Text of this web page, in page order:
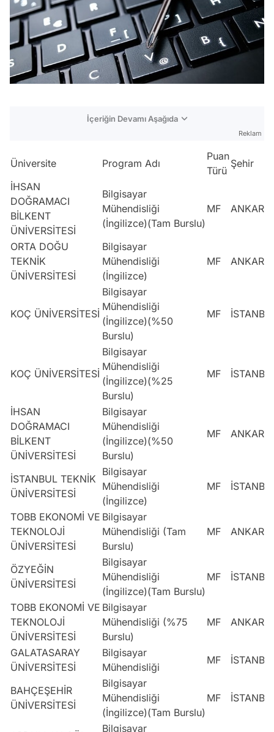
İçeriğin Devamı Aşağıda
Reklam
Üniversite Program Adı
Puan
Türü
Şehir
İHSAN
DOĞRAMACI
BİLKENT
ÜNİVERSİTESİ
Bilgisayar
Mühendisliği
(İngilizce)(Tam Burslu)
MF ANKARA
ORTA DOĞU
TEKNİK
ÜNİVERSİTESİ
Bilgisayar
Mühendisliği
(İngilizce)
MF ANKARA
KOÇ ÜNİVERSİTESİ
Bilgisayar
Mühendisliği
(İngilizce)(%50
Burslu)
MF
KOÇ ÜNİVERSİTESİ
Bilgisayar
Mühendisliği
(İngilizce)(%25
Burslu)
MF
İHSAN
DOĞRAMACI
BİLKENT
ÜNİVERSİTESİ
Bilgisayar
Mühendisliği
(İngilizce)(%50
Burslu)
MF ANKARA
İSTANBUL TEKNİK
ÜNİVERSİTESİ
Bilgisayar
Mühendisliği
(İngilizce)
MF
TOBB EKONOMİ VE
TEKNOLOJİ
ÜNİVERSİTESİ
Bilgisayar
Mühendisliği (Tam
Burslu)
MF ANKARA
ÖZYEĞİN
ÜNİVERSİTESİ
Bilgisayar
Mühendisliği
(İngilizce)(Tam Burslu)
MF
TOBB EKONOMİ VE
TEKNOLOJİ
ÜNİVERSİTESİ
Bilgisayar
Mühendisliği (%75
Burslu)
MF ANKARA
GALATASARAY
ÜNİVERSİTESİ
Bilgisayar
Mühendisliği
MF
BAHÇEŞEHİR
ÜNİVERSİTESİ
Bilgisayar
Mühendisliği
(İngilizce)(Tam Burslu)
MF
Bilgisayar